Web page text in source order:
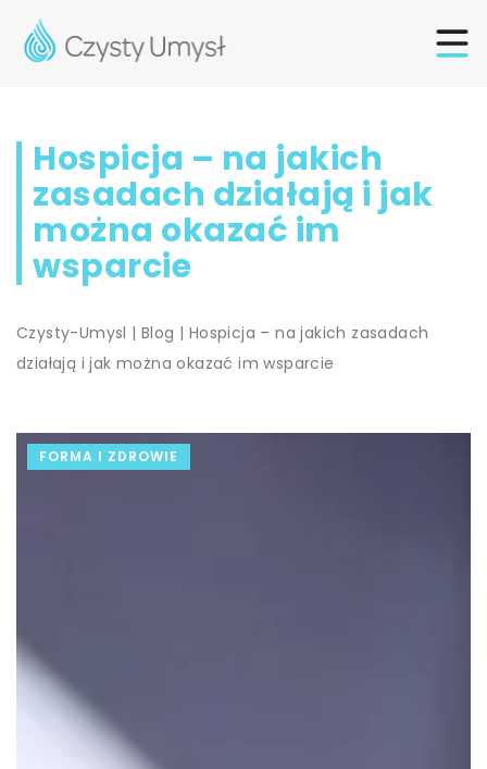
Hospicja – na jakich
zasadach działają i jak
można okazać im
wsparcie
Czysty-Umysl |Blog | Hospicja – na jakich zasadach
działają i jak można okazać im wsparcie
FORMA I ZDROWIE